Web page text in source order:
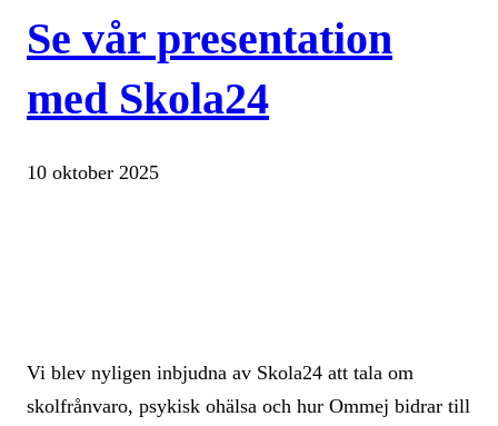
Se vår presentation
med Skola24
10 oktober 2025
Vi blev nyligen inbjudna av Skola24 att tala om
skolfrånvaro, psykisk ohälsa och hur Ommej bidrar till